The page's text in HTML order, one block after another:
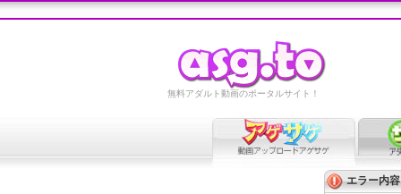
無料アダルト動画のポータルサイト！
エラー内容